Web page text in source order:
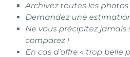
Archivez toutes les
Demandez une
Ne vous précipitez jamais
comparez !
En cas d’offre « trop belle